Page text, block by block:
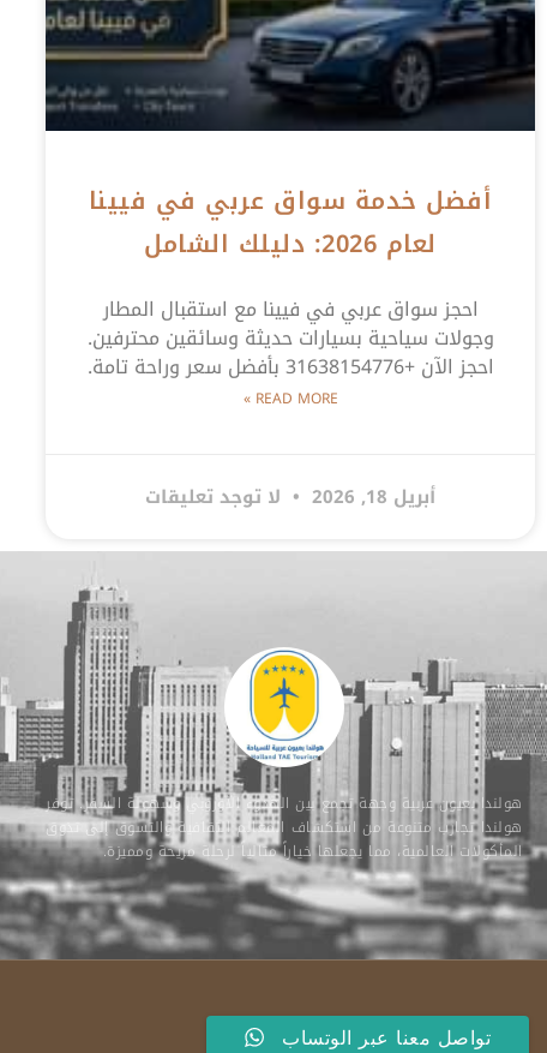
أفضل خدمة سواق عربي في فيينا
لعام 2026: دليلك الشامل
احجز سواق عربي في فيينا مع استقبال المطار
وجولات سياحية بسيارات حديثة وسائقين محترفين.
احجز الآن +31638154776 بأفضل سعر وراحة تامة.
READ MORE »
أبريل 18, 2026 لا توجد تعليقات
هولندا بعيون عربية وجهة تجمع بين الهدوء الأوروبي وسهولة السفر. توفر
هولندا تجارب متنوعة من استكشاف المعالم الثقافية والتسوق إلى تذوق
المأكولات العالمية، مما يجعلها خياراً مثالياً لرحلة مريحة ومميزة.
تواصل معنا عبر الوتساب